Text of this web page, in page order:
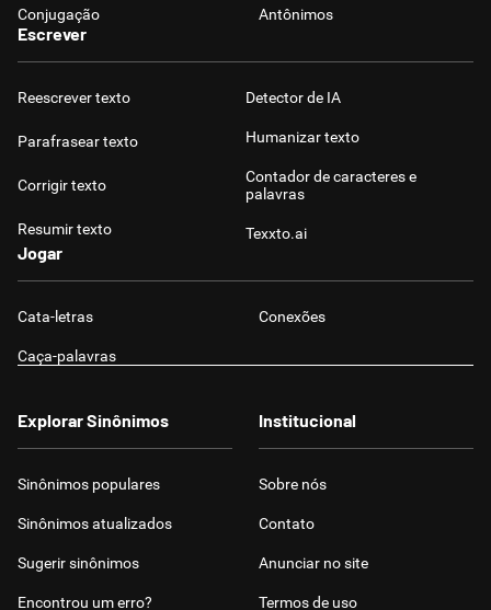
Conjugação Antônimos
Escrever
Reescrever texto
Parafrasear texto
Corrigir texto
Resumir texto
Detector de IA
Humanizar texto
Contador de caracteres e
palavras
Texxto.ai
Jogar
Cata-letras Conexões
Caça-palavras
Explorar Sinônimos
Sinônimos populares
Sinônimos atualizados
Sugerir sinônimos
Encontrou um erro?
Institucional
Sobre nós
Contato
Anunciar no site
Termos de uso